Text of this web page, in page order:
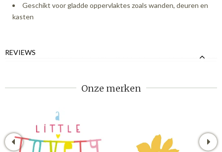
Geschikt voor gladde oppervlaktes zoals wanden, deuren en
kasten
REVIEWS
Onze merken